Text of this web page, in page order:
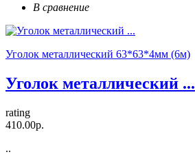
В сравнение
Уголок металлический 63*63*4мм (6м)
Уголок металлический ...
rating
410.00р.
..